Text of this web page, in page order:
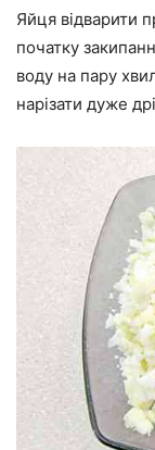
Яйця відварити
початку
воду на пару
нарізати дуже